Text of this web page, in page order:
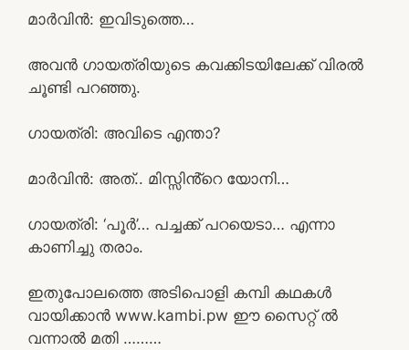
മാർവിൻ: ഇവിടുത്തെ…
അവൻ ഗായത്രിയുടെ കവക്കിടയിലേക്ക് വിരൽ
ചൂണ്ടി പറഞ്ഞു.
ഗായത്രി: അവിടെ എന്താ?
മാർവിൻ: അത്.. മിസ്സിൻ്റെ യോനി…
ഗായത്രി: ‘പൂർ’… പച്ചക്ക് പറയെടാ… എന്നാ
കാണിച്ചു തരാം.
ഇതുപോലത്തെ അടിപൊളി കമ്പി കഥകൾ
വായിക്കാൻ www.kambi.pw ഈ സൈറ്റ് ൽ
വന്നാൽ മതി ………